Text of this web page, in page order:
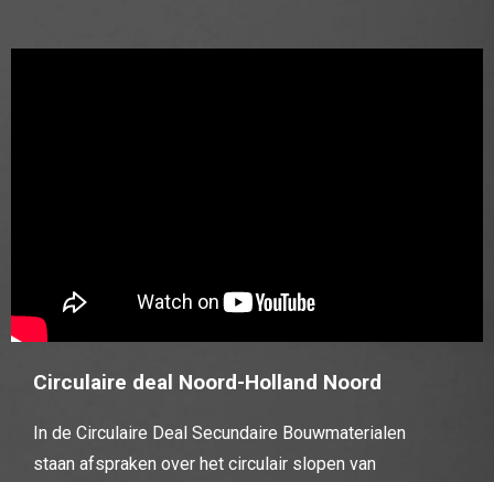
Circulaire deal Noord-Holland Noord
In de Circulaire Deal Secundaire Bouwmaterialen
staan afspraken over het circulair slopen van